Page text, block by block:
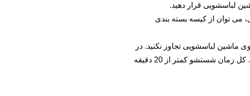
می توان از کیسه بسته بندی
ماشین لباسشویی تجاوز نکنید. در
طول فرآیند شستشو، لطفاً مطمئن شوید که دمای آب کمتر از 65 درجه سانتیگراد نباشد. کل زمان شستشو کمتر از 20 دقیقه